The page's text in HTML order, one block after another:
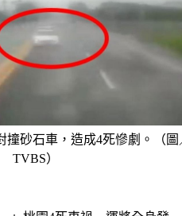
撞砂石車，造成4死慘劇。（圖
TVBS）